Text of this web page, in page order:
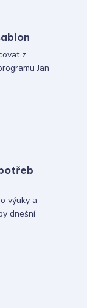
z
Jan
výuky a
dnešní